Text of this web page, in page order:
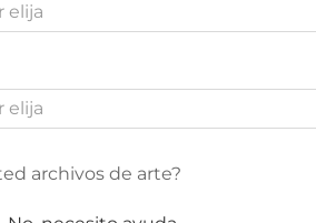
elija
elija
archivos de arte?